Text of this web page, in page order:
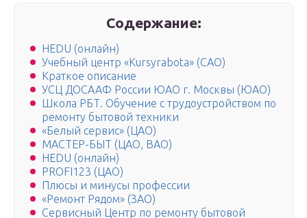
Содержание:
HEDU (онлайн)
Учебный центр «Кursyrabota» (САО)
Краткое описание
УСЦ ДОСААФ России ЮАО г. Москвы (ЮАО)
Школа РБТ. Обучение с трудоустройством по
ремонту бытовой техники
«Белый сервис» (ЦАО)
МАСТЕР-БЫТ (ЦАО, ВАО)
HEDU (онлайн)
PROFI123 (ЦАО)
Плюсы и минусы профессии
«Ремонт Рядом» (ЗАО)
Сервисный Центр по ремонту бытовой